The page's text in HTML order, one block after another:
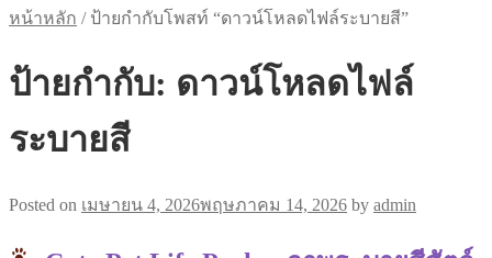
หน้าหลัก / ป้ายกำกับโพสท์ “ดาวน์โหลดไฟล์ระบายสี”
ป้ายกำกับ: ดาวน์โหลดไฟล์
ระบายสี
Posted on เมษายน 4, 2026พฤษภาคม 14, 2026 by admin